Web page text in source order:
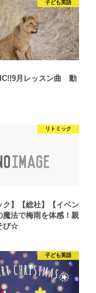
子ども英語
月レッスン曲 動
リトミック
ク】【総社】【イベン
魔法で梅雨を体感！親
び☆
子ども英語